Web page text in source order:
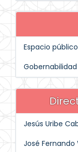
Espacio público
Gobernabilidad
Jesús Uribe
José Fernando